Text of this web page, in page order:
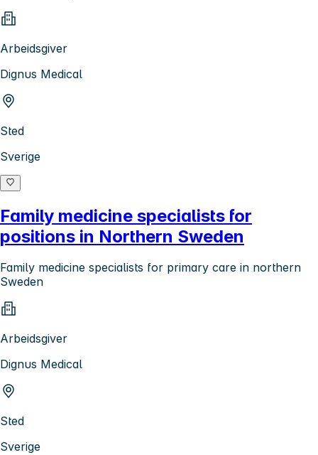
Arbeidsgiver
Dignus Medical
Sted
Sverige
Family medicine specialists for
positions in Northern Sweden
Family medicine specialists for primary care in northern
Sweden
Arbeidsgiver
Dignus Medical
Sted
Sverige